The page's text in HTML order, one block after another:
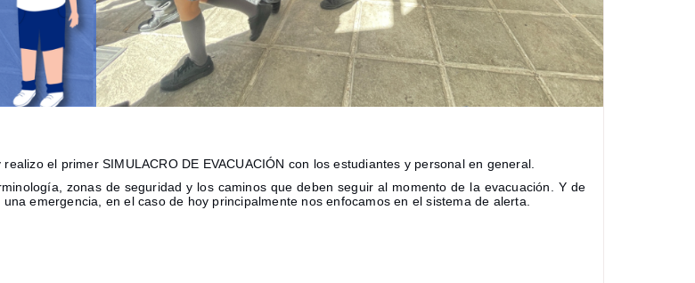
el primer SIMULACRO DE EVACUACIÓN con los estudiantes y personal en general.
zonas de seguridad y los caminos que deben seguir al momento de la evacuación. Y de
emergencia, en el caso de hoy principalmente nos enfocamos en el sistema de alerta.